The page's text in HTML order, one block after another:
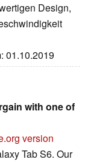
Design,
01.10.2019
with one of
version
Tab S6. Our